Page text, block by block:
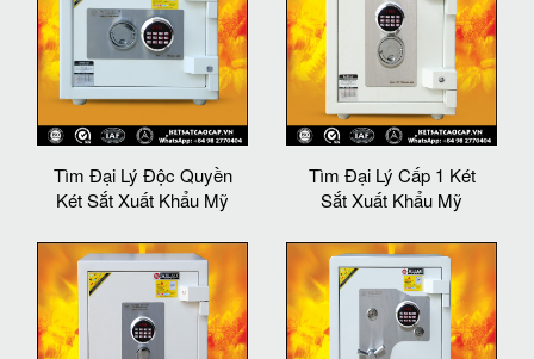
Tìm Đại Lý Độc Quyền
Két Sắt Xuất Khẩu Mỹ
Tìm Đại Lý Cấp 1 Két
Sắt Xuất Khẩu Mỹ